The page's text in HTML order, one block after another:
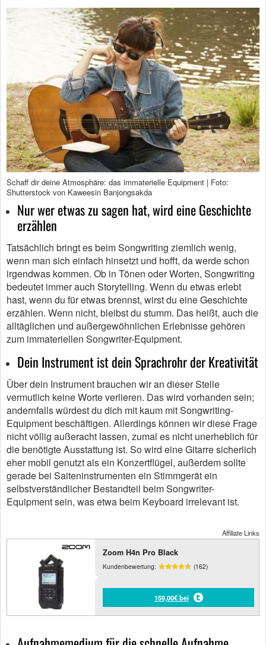
Schaff dir deine Atmosphäre: das immaterielle Equipment | Foto:
Shutterstock von Kaweesin Banjongsakda
Nur wer etwas zu sagen hat, wird eine Geschichte
erzählen
Tatsächlich bringt es beim Songwriting ziemlich wenig,
wenn man sich einfach hinsetzt und hofft, da werde schon
irgendwas kommen. Ob in Tönen oder Worten, Songwriting
bedeutet immer auch Storytelling. Wenn du etwas erlebt
hast, wenn du für etwas brennst, wirst du eine Geschichte
erzählen. Wenn nicht, bleibst du stumm. Das heißt, auch die
alltäglichen und außergewöhnlichen Erlebnisse gehören
zum immateriellen Songwriter-Equipment.
Dein Instrument ist dein Sprachrohr der Kreativität
Über dein Instrument brauchen wir an dieser Stelle
vermutlich keine Worte verlieren. Das wird vorhanden sein;
andernfalls würdest du dich mit kaum mit Songwriting-
Equipment beschäftigen. Allerdings können wir diese Frage
nicht völlig außeracht lassen, zumal es nicht unerheblich für
die benötigte Ausstattung ist. So wird eine Gitarre sicherlich
eher mobil genutzt als ein Konzertflügel, außerdem sollte
gerade bei Saiteninstrumenten ein Stimmgerät ein
selbstverständlicher Bestandteil beim Songwriter-
Equipment sein, was etwa beim Keyboard irrelevant ist.
Affiliate Links
Zoom H4n Pro Black
Kundenbewertung: (162)
159,00€ bei